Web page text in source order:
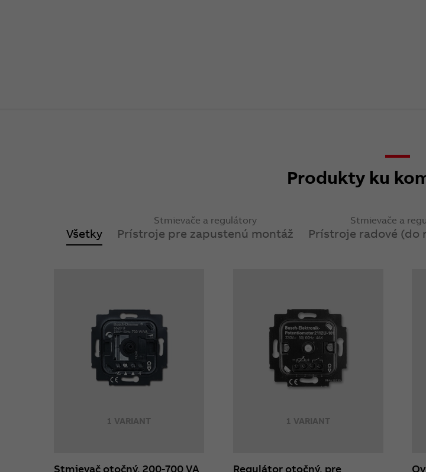
Produkty ku
Všetky
Stmievače a regulátory
Prístroje pre zapustenú montáž
Stmievače a
Prístroje radové (do
1 VARIANT
Stmievač otočný, 200-700 VA
1 VARIANT
Regulátor otočný, pre